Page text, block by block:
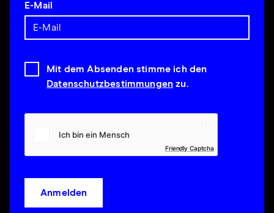
E-Mail
Mit dem Absenden stimme ich den
Datenschutzbestimmungen zu.
Friendly Captcha
Anmelden